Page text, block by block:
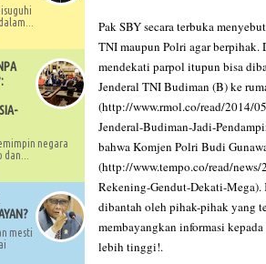
Pak SBY secara terbuka
TNI maupun Polri agar berpihak.
mendekati parpol itupun bisa
Jenderal TNI Budiman (B) ke
(http://www.rmol.co/read/2014/
Jenderal-Budiman-Jadi-
bahwa Komjen Polri Budi
(http://www.tempo.co/read/
Rekening-Gendut-Dekati-Mega).
dibantah oleh pihak-pihak yang
membayangkan informasi
lebih tinggi!.
negara
mesti